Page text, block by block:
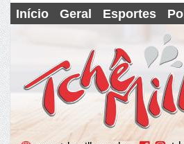
Início Geral Esportes